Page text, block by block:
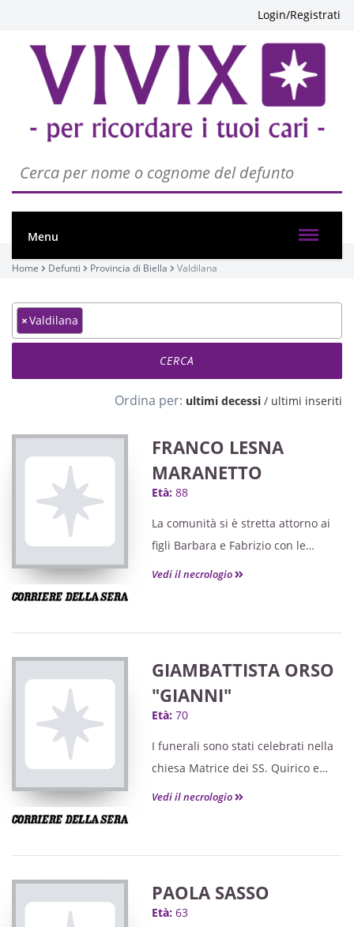
Login/Registrati
Menu
Home Defunti Provincia di Biella Valdilana
×Valdilana
Ordina per: ultimi decessi / ultimi inseriti
FRANCO LESNA
MARANETTO
Età: 88
La comunità si è stretta attorno ai
figli Barbara e Fabrizio con le
rispettive famiglie, ai nipoti Matilde,
Vedi il necrologio
GIAMBATTISTA ORSO
"GIANNI"
Età: 70
I funerali sono stati celebrati nella
chiesa Matrice dei SS. Quirico e
Giulitta.
Vedi il necrologio
PAOLA SASSO
Età: 63